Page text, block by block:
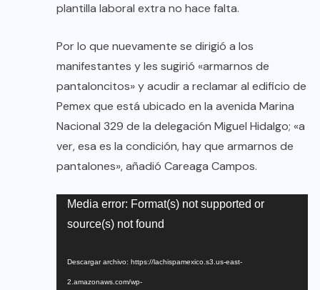
plantilla laboral extra no hace falta.
Por lo que nuevamente se dirigió a los
manifestantes y les sugirió «armarnos de
pantaloncitos» y acudir a reclamar al edificio de
Pemex que está ubicado en la avenida Marina
Nacional 329 de la delegación Miguel Hidalgo; «a
ver, esa es la condición, hay que armarnos de
pantalones», añadió Careaga Campos.
Reproductor
de
Media error: Format(s) not supported or
source(s) not found
Descargar archivo: https://lachispamexico.s3.us-east-
2.amazonaws.com/wp-